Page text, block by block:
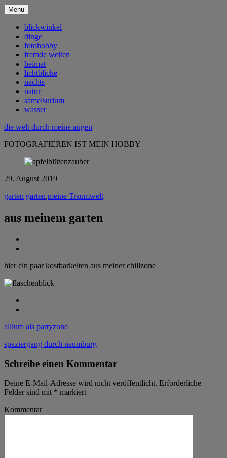
Menu
blickwinkel
dinge
fotohobby
fremde welten
heimat
lichtblicke
nachts
natur
samelsurium
wasser
die welt durch meine augen
FOTOGRAFIEREN IST MEIN HOBBY
29. August 2019
garten garten,meine Traumwelt
aus meinem garten
hier ein paar kostbarkeiten aus meiner chillzone
allium als partyzone
spaziergang durch naumburg
Schreibe einen Kommentar
Deine E-Mail-Adresse wird nicht veröffentlicht. Erforderliche
Felder sind mit * markiert
Kommentar